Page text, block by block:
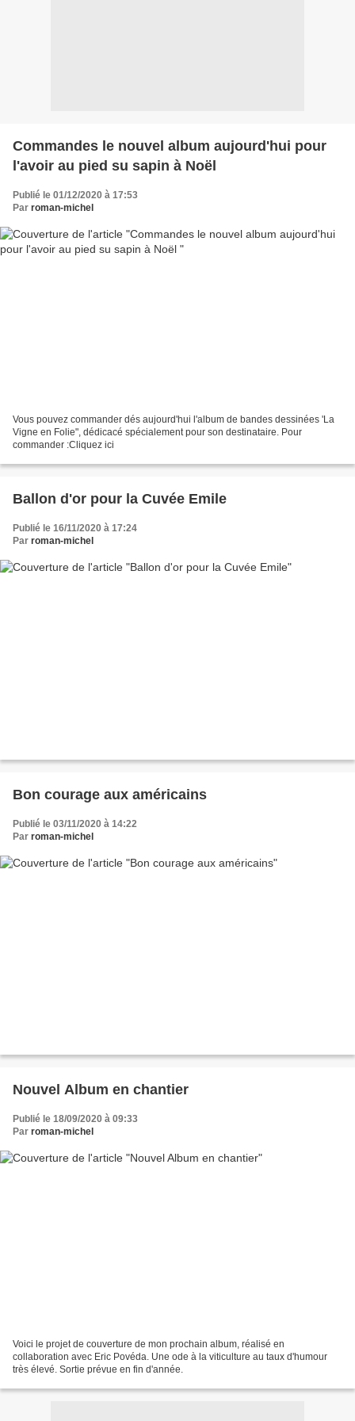
Commandes le nouvel album aujourd'hui pour
l'avoir au pied su sapin à Noël
Publié le 01/12/2020 à 17:53
Par roman-michel
Vous pouvez commander dés aujourd'hui l'album de bandes dessinées 'La
Vigne en Folie", dédicacé spécialement pour son destinataire. Pour
commander :Cliquez ici
Ballon d'or pour la Cuvée Emile
Publié le 16/11/2020 à 17:24
Par roman-michel
Bon courage aux américains
Publié le 03/11/2020 à 14:22
Par roman-michel
Nouvel Album en chantier
Publié le 18/09/2020 à 09:33
Par roman-michel
Voici le projet de couverture de mon prochain album, réalisé en
collaboration avec Eric Povéda. Une ode à la viticulture au taux d'humour
très élevé. Sortie prévue en fin d'année.